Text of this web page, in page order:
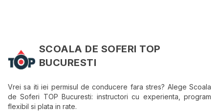
SCOALA DE SOFERI TOP
BUCURESTI
Vrei sa iti iei permisul de conducere fara stres? Alege Scoala
de Soferi TOP Bucuresti: instructori cu experienta, program
flexibil si plata in rate.